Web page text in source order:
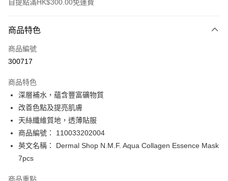
自提點滿HK$300.00免運費
信用卡
Apple Pay
PayMe
WeChat Pay
BoC Pay
送貨方式
商品特色
商品編號
300717
商品特色
深層補水，蘊含豐富礦物質
改善色點及提亮肌膚
天絲纖維質地，透薄貼服
商品編號： 110033202004
英文名稱： Dermal Shop N.M.F. Aqua Collagen Essence Mask
7pcs
商品重點